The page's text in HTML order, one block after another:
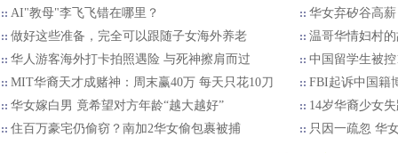
AI"教母"李飞飞错在哪里？
华女弃矽谷高
做好这些准备，完全可以跟随子女海外养老
温哥华情妇村
华人游客海外打卡拍照遇险 与死神擦肩而过
中国留学生被
MIT华裔天才成赌神：周末赢40万 每天只花10刀
FBI起诉中国籍
华女嫁白男 竟希望对方年龄“越大越好”
14岁华裔少女
住百万豪宅仍偷窃？南加2华女偷包裹被捕
只因一疏忽 华